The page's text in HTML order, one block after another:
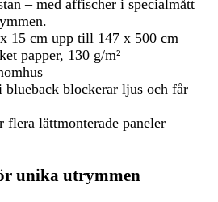
– med affischer i specialmått
15 cm upp till 147 x 500 cm
papper, 130 g/m²
blockerar ljus och får
flera lättmonterade paneler
unika utrymmen